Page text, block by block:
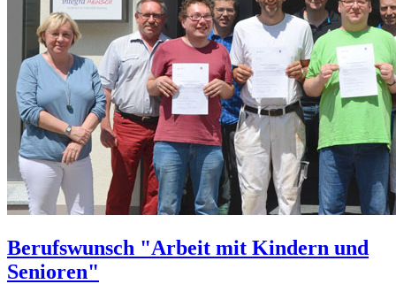
Berufswunsch "Arbeit mit Kindern und
Senioren"